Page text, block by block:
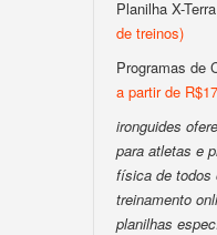
Planilha X-Terra
de treinos)
Programas de
a partir de
ironguides
para atletas e
física de
treinamento
planilhas